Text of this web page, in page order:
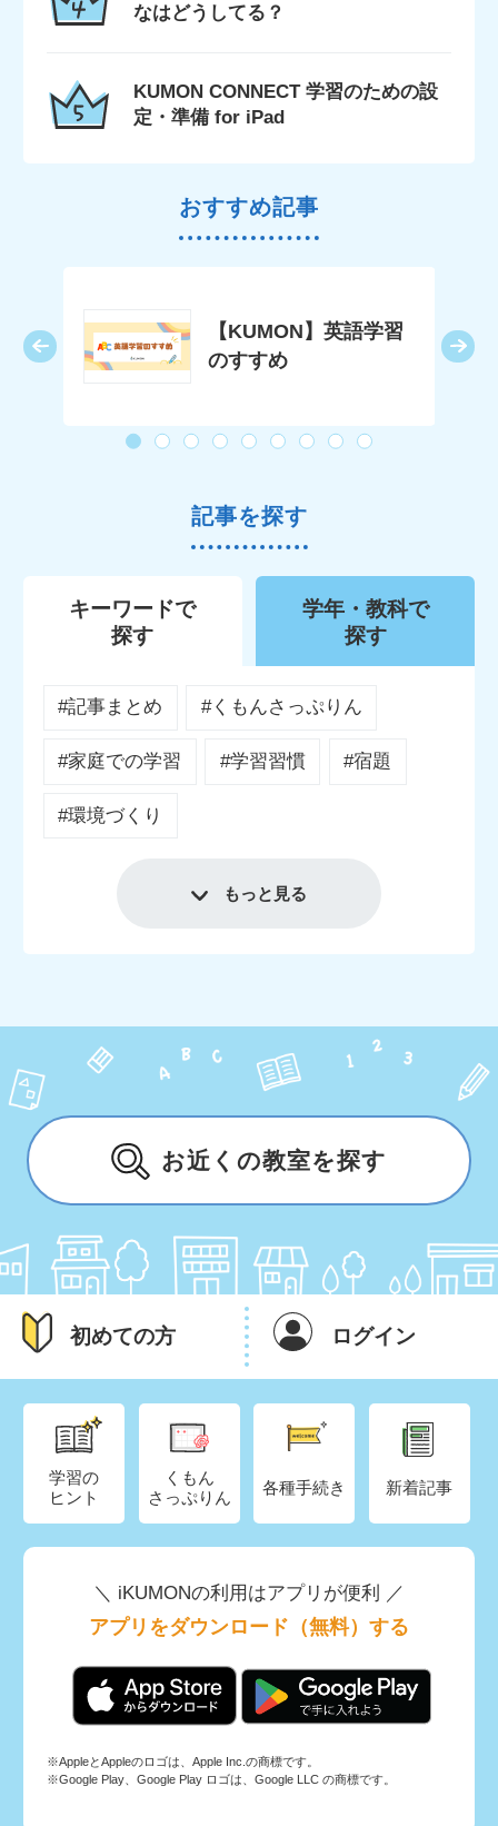
なはどうしてる？
KUMON CONNECT 学習のための設
定・準備 for iPad
おすすめ記事
ど
【KUMON】英語学習
のすすめ
記事を探す
キーワードで
探す
学年・教科で
探す
#記事まとめ #くもんさっぷりん
#家庭での学習 #学習習慣 #宿題
#環境づくり
もっと見る
お近くの教室を探す
初めての方 ログイン
学習の
ヒント
くもん
さっぷりん
各種手続き 新着記事
＼ iKUMONの利用はアプリが便利 ／
アプリをダウンロード（無料）する
※AppleとAppleのロゴは、Apple Inc.の商標です。
※Google Play、Google Play ロゴは、Google LLC の商標です。